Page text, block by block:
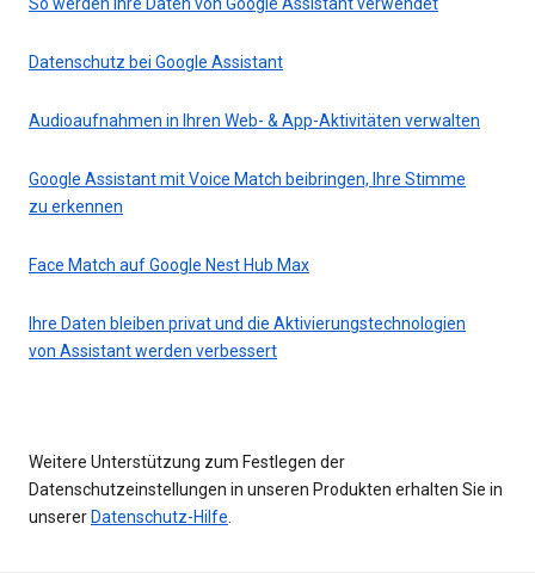
So werden Ihre Daten von Google Assistant verwendet
Datenschutz bei Google Assistant
Audioaufnahmen in Ihren Web- & App-Aktivitäten verwalten
Google Assistant mit Voice Match beibringen, Ihre Stimme
zu erkennen
Face Match auf Google Nest Hub Max
Ihre Daten bleiben privat und die Aktivierungstechnologien
von Assistant werden verbessert
Weitere Unterstützung zum Festlegen der
Datenschutzeinstellungen in unseren Produkten erhalten Sie in
unserer Datenschutz-Hilfe.